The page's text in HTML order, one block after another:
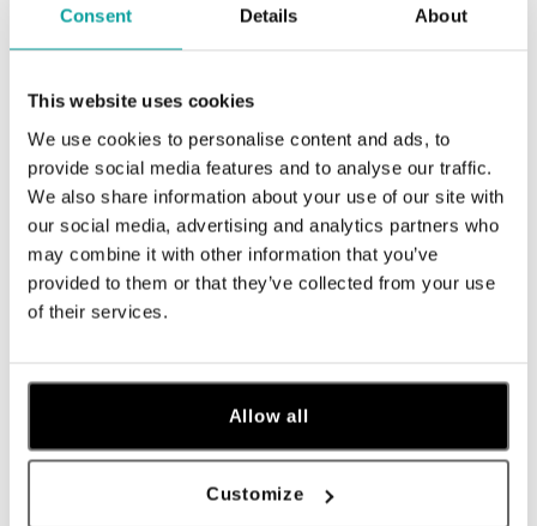
Consent Details About
This website uses cookies
We use cookies to personalise content and ads, to
provide social media features and to analyse our traffic.
We also share information about your use of our site with
our social media, advertising and analytics partners who
may combine it with other information that you’ve
provided to them or that they’ve collected from your use
of their services.
Allow all
Customize
ALO
Náhrdelník s diamantmi a
ametystmi Lilia del Sol
od 9 479 €
ALO
Náhrdelník s ametystom Solara
Drop
od 1 224 €